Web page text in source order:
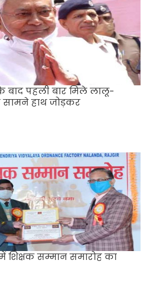
बाद पहली बार मिले लालू-
सामने हाथ जोड़कर
शिक्षक सम्मान समारोह का